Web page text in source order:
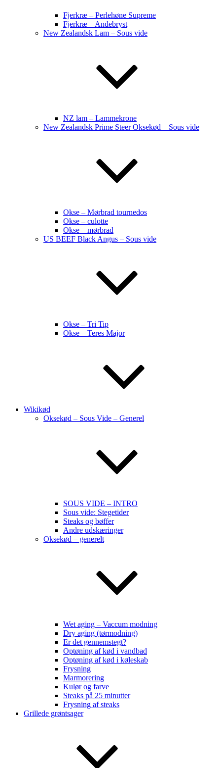
Fjerkræ – Perlehøne Supreme
Fjerkræ – Andebryst
New Zealandsk Lam – Sous vide
NZ lam – Lammekrone
New Zealandsk Prime Steer Oksekød – Sous vide
Okse – Mørbrad tournedos
Okse – culotte
Okse – mørbrad
US BEEF Black Angus – Sous vide
Okse – Tri Tip
Okse – Teres Major
Wikikød
Oksekød – Sous Vide – Generel
SOUS VIDE – INTRO
Sous vide: Stegetider
Steaks og bøffer
Andre udskæringer
Oksekød – generelt
Wet aging – Vaccum modning
Dry aging (tørmodning)
Er det gennemstegt?
Optøning af kød i vandbad
Optøning af kød i køleskab
Frysning
Marmorering
Kulør og farve
Steaks på 25 minutter
Frysning af steaks
Grillede grøntsager